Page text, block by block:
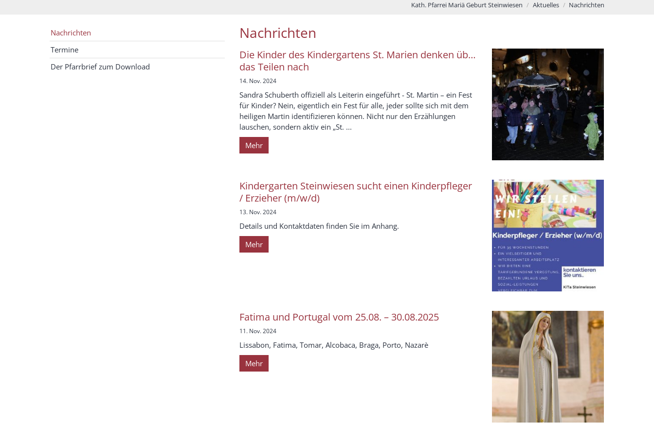
Kath. Pfarrei Mariä Geburt Steinwiesen Aktuelles Nachrichten
Nachrichten
Die Kinder des Kindergartens St. Marien denken über
das Teilen nach
14. Nov. 2024
Sandra Schuberth offiziell als Leiterin eingeführt - St. Martin – ein Fest
für Kinder? Nein, eigentlich ein Fest für alle, jeder sollte sich mit dem
heiligen Martin identifizieren können. Nicht nur den Erzählungen
lauschen, sondern aktiv ein „St. ...
Mehr
Kindergarten Steinwiesen sucht einen Kinderpfleger
/ Erzieher (m/w/d)
13. Nov. 2024
Details und Kontaktdaten finden Sie im Anhang.
Mehr
Fatima und Portugal vom 25.08. – 30.08.2025
11. Nov. 2024
Lissabon, Fatima, Tomar, Alcobaca, Braga, Porto, Nazarè
Mehr
Nachrichten
Termine
Der Pfarrbrief zum Download